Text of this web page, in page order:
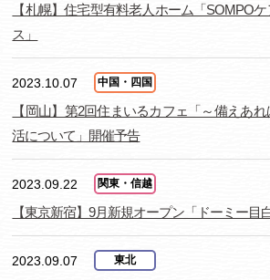
【札幌】住宅型有料老人ホーム「SOMPO
ス」
2023.10.07 中国・四国
【岡山】第2回住まいるカフェ「～備えあ
活について」開催予告
2023.09.22 関東・信越
【東京新宿】9月新規オープン「ドーミー目
2023.09.07 東北